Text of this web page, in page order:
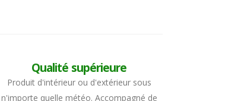
Qualité supérieure
Produit d'intérieur ou d'extérieur sous
n'importe quelle météo. Accompagné de